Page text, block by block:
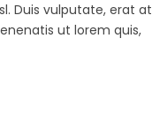
Duis vulputate, erat at
ut lorem quis,